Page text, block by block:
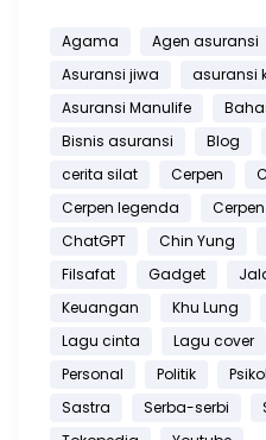
Agama Agen asuransi
Asuransi jiwa
asuransi
Asuransi Manulife
Bisnis asuransi
Blog
cerita silat
Cerpen
Cerpen legenda
ChatGPT
Chin Yung
Filsafat
Gadget
Keuangan
Khu Lung
Lagu cinta
Lagu cover
Personal
Politik
Sastra
Serba-serbi